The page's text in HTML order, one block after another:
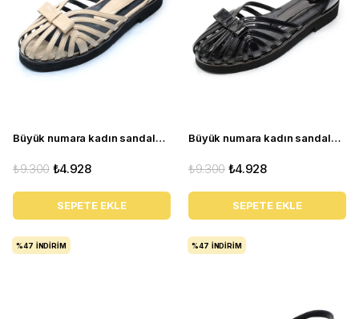
Büyük numara kadın sandalet babet ayakkabı AS140 Pudra
₺4.928
₺9.300
SEPETE EKLE
Büyük numara kadın sandalet babet ayakkabı AS140 Siyah rugan
₺4.928
₺9.300
SEPETE EKLE
%47 İNDIRIM %47 İNDIRIM